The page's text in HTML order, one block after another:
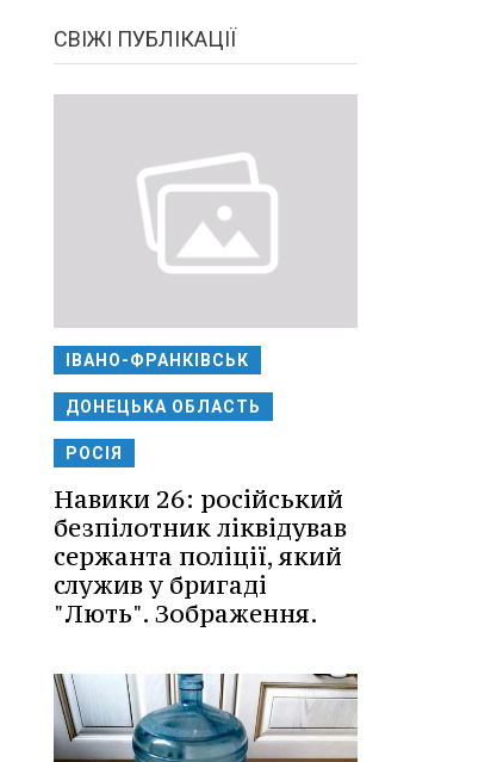
СВІЖІ ПУБЛІКАЦІЇ
ІВАНО-ФРАНКІВСЬК
ДОНЕЦЬКА ОБЛАСТЬ
РОСІЯ
Навики 26: російський
безпілотник ліквідував
сержанта поліції, який
служив у бригаді
"Лють". Зображення.